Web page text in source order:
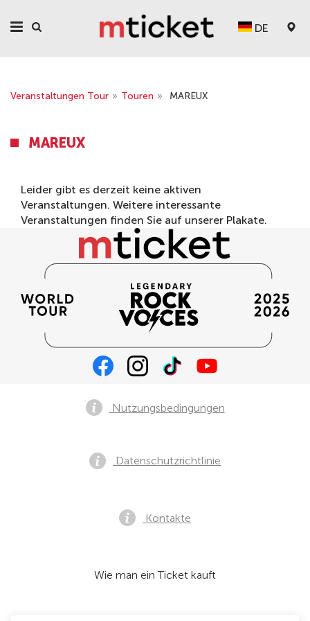
DE
Veranstaltungen Tour » Touren » MAREUX
MAREUX
Leider gibt es derzeit keine aktiven
Veranstaltungen. Weitere interessante
Veranstaltungen finden Sie auf unserer Plakate.
Nutzungsbedingungen
Datenschutzrichtlinie
Kontakte
Wie man ein Ticket kauft